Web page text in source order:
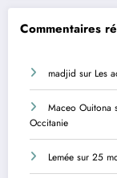
Commentaires
madjid sur Les
Maceo Ouitona
Occitanie
Lemée sur 25